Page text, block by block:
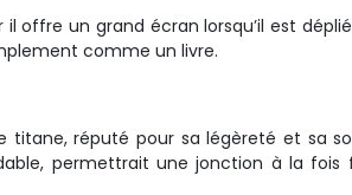
offre un grand écran lorsqu’il est
comme un livre.
titane, réputé pour sa légèreté et sa
permettrait une jonction à la fois